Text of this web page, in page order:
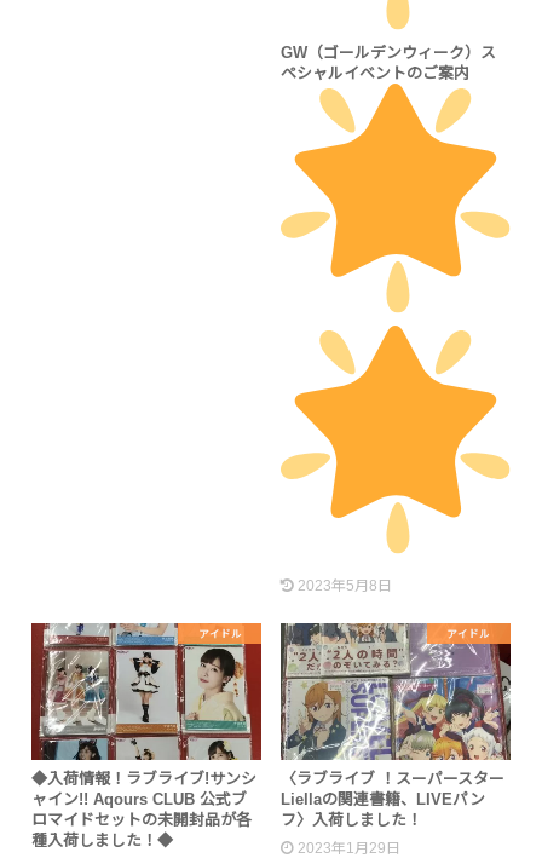
GW（ゴールデンウィーク）ス
ペシャルイベントのご案内
2023年5月8日
アイドル
◆入荷情報！ラブライブ!サンシ
ャイン!! Aqours CLUB 公式ブ
ロマイドセットの未開封品が各
種入荷しました！◆
アイドル
〈ラブライブ ！スーパースター
Liellaの関連書籍、LIVEパン
フ〉入荷しました！
2023年1月29日